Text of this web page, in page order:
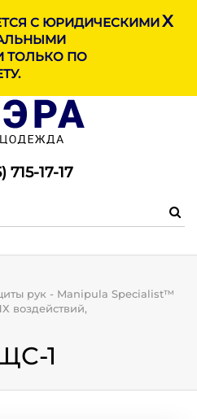
МЕНЮ
С ЮРИДИЧЕСКИМИ
ТОЛЬКО ПО
X
715-17-17
рук - Manipula Specialist™
воздействий,
1